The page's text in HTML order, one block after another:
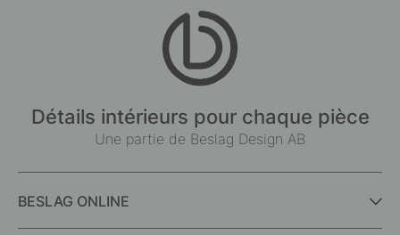
Détails intérieurs pour chaque pièce
Une partie de Beslag Design AB
BESLAG ONLINE